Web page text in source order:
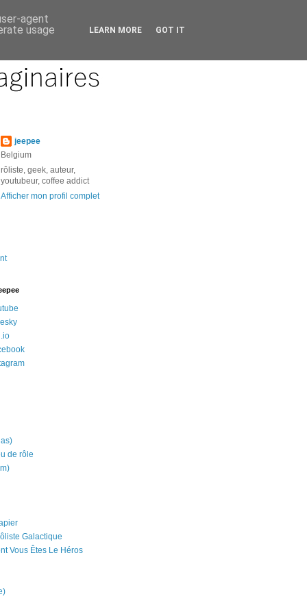
jeepee
Belgium
rôliste, geek, auteur,
youtubeur, coffee addict
Afficher mon profil complet
de rôle
Galactique
Vous Êtes Le Héros
agent
usage
LEARN MORE GOT IT